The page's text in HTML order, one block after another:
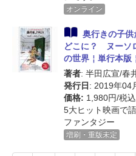
オンライン
奥行きの子
どこに？ ヌーソ
の世界￤単行本版
著者: 半田広宣/春
発行日 : 2019年04
価格: 1,980円/税込
5大ヒット映画で
ファンタジー
増刷・重版未定